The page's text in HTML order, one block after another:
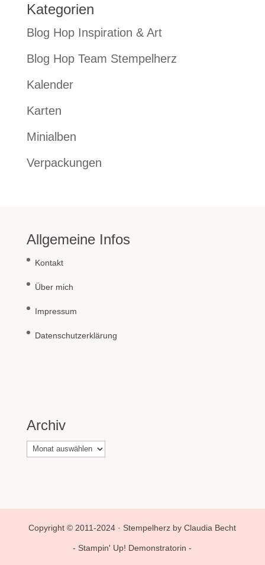
Kategorien
Blog Hop Inspiration & Art
Blog Hop Team Stempelherz
Kalender
Karten
Minialben
Verpackungen
Allgemeine Infos
Kontakt
Über mich
Impressum
Datenschutzerklärung
Archiv
Archiv
Copyright © 2011-2024 · Stempelherz by Claudia Becht
- Stampin' Up! Demonstratorin -